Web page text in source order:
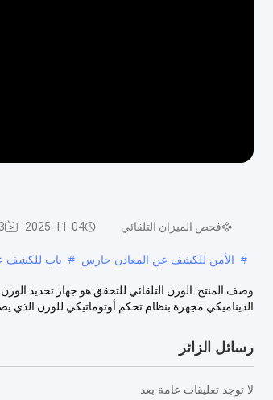
فحص الميزان التلقائي 2025-11-04
# الأمن للكشف عن المعادن حارس # باب للكشف
وصف المنتج: الوزن التلقائي للتحقق هو جهاز تحديد
الديناميكي مجهزة بنظام تحكم أوتوماتيكي للوزن الذي
رسائل الزائر
لا توجد تعليقات عامة بعد